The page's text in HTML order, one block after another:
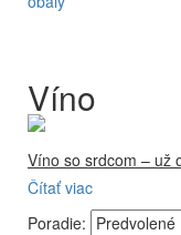
Víno
Víno so srdcom – už
Firma Ostrožovič je
slovenskom Tokaji.
Čítať viac
Poradie: